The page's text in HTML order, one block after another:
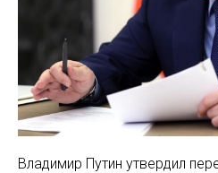
Владимир Путин утвердил